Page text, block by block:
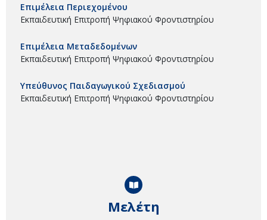
Μελέτη
Επιμέλεια Περιεχομένου
Εκπαιδευτική Επιτροπή Ψηφιακού Φροντιστηρίου
Επιμέλεια Μεταδεδομένων
Εκπαιδευτική Επιτροπή Ψηφιακού Φροντιστηρίου
Υπεύθυνος Παιδαγωγικού Σχεδιασμού
Εκπαιδευτική Επιτροπή Ψηφιακού Φροντιστηρίου